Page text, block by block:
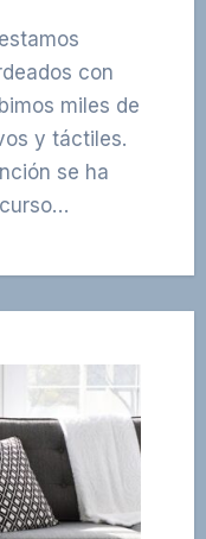
con
miles de
y táctiles.
se ha